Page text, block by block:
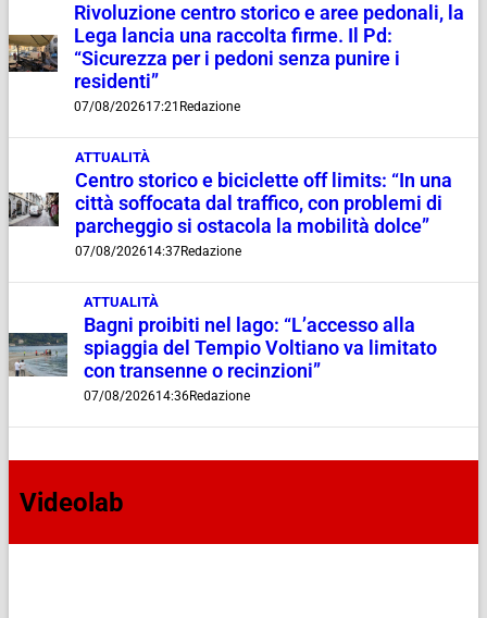
Rivoluzione centro storico e aree pedonali, la
Lega lancia una raccolta firme. Il Pd:
“Sicurezza per i pedoni senza punire i
residenti”
07/08/202617:21 Redazione
ATTUALITÀ
Centro storico e biciclette off limits: “In una
città soffocata dal traffico, con problemi di
parcheggio si ostacola la mobilità dolce”
07/08/202614:37Redazione
ATTUALITÀ
Bagni proibiti nel lago: “L’accesso alla
spiaggia del Tempio Voltiano va limitato
con transenne o recinzioni”
07/08/202614:36Redazione
Videolab